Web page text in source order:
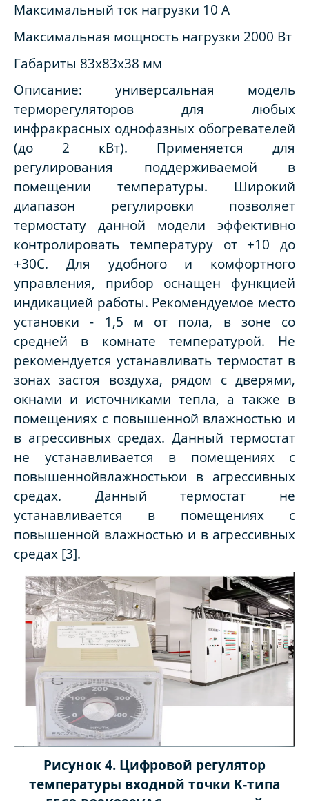
Максимальный ток нагрузки 10 А
Максимальная мощность нагрузки 2000 Вт
Габариты 83х83х38 мм
Описание: универсальная модель
терморегуляторов для любых
инфракрасных однофазных обогревателей
(до 2 кВт). Применяется для
регулирования поддерживаемой в
помещении температуры. Широкий
диапазон регулировки позволяет
термостату данной модели эффективно
контролировать температуру от +10 до
+30С. Для удобного и комфортного
управления, прибор оснащен функцией
индикацией работы. Рекомендуемое место
установки - 1,5 м от пола, в зоне со
средней в комнате температурой. Не
рекомендуется устанавливать термостат в
зонах застоя воздуха, рядом с дверями,
окнами и источниками тепла, а также в
помещениях с повышенной влажностью и
в агрессивных средах. Данный термостат
не устанавливается в помещениях с
повышеннойвлажностьюи в агрессивных
средах. Данный термостат не
устанавливается в помещениях с
повышенной влажностью и в агрессивных
средах [3].
Рисунок 4. Цифровой регулятор
температуры входной точки K-типа